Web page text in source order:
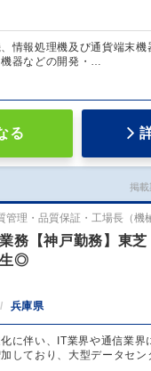
情報処理機及び通貨端末機
器などの開発・…
る
掲載
管理・品質保証・工場長（機
務【神戸勤務】東
生◎
兵庫県
に伴い、IT業界や通信業界
しており、大型データセン